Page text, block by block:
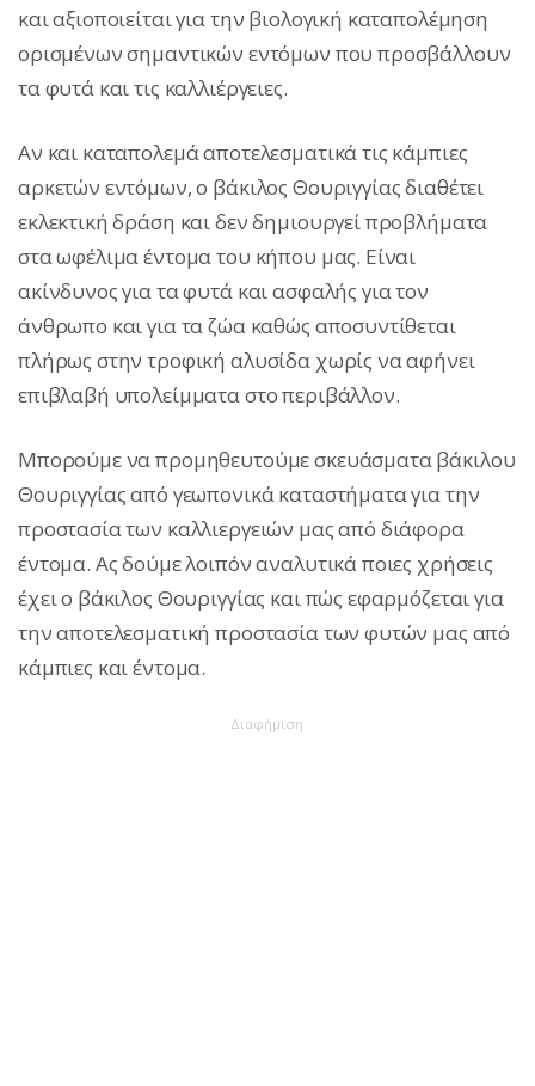
και αξιοποιείται για την βιολογική καταπολέμηση
ορισμένων σημαντικών εντόμων που προσβάλλουν
τα φυτά και τις καλλιέργειες.
Αν και καταπολεμά αποτελεσματικά τις κάμπιες
αρκετών εντόμων, ο βάκιλος Θουριγγίας διαθέτει
εκλεκτική δράση και δεν δημιουργεί προβλήματα
στα ωφέλιμα έντομα του κήπου μας. Είναι
ακίνδυνος για τα φυτά και ασφαλής για τον
άνθρωπο και για τα ζώα καθώς αποσυντίθεται
πλήρως στην τροφική αλυσίδα χωρίς να αφήνει
επιβλαβή υπολείμματα στο περιβάλλον.
Μπορούμε να προμηθευτούμε σκευάσματα βάκιλου
Θουριγγίας από γεωπονικά καταστήματα για την
προστασία των καλλιεργειών μας από διάφορα
έντομα. Ας δούμε λοιπόν αναλυτικά ποιες χρήσεις
έχει ο βάκιλος Θουριγγίας και πώς εφαρμόζεται για
την αποτελεσματική προστασία των φυτών μας από
κάμπιες και έντομα.
Διαφήμιση